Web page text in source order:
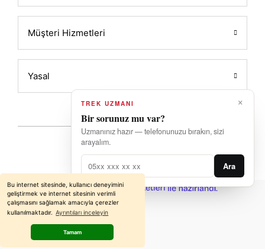
Bu internet sitesinde, kullanıcı deneyimini
geliştirmek ve internet sitesinin verimli
çalışmasını sağlamak amacıyla çerezler
kullanılmaktadır. Ayrıntıları inceleyin
Tamam
Müşteri Hizmetleri
Yasal
2026 Powered by ALATIN
ideasoft
e-
ile
×
TREK UZMANI
Bir sorunuz mu var?
Uzmanınız hazır — telefonunuzu bırakın, sizi
arayalım.
Ara